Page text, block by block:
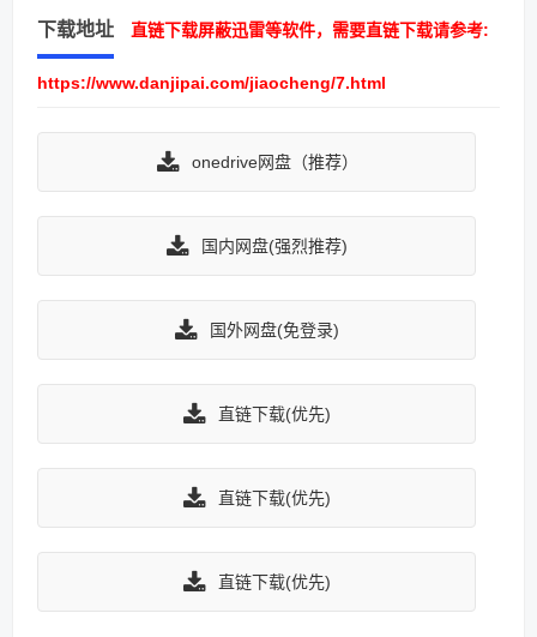
下载地址 直链下载屏蔽迅雷等软件，需要直链下载请参考:
https://www.danjipai.com/jiaocheng/7.html
onedrive网盘（推荐）
国内网盘(强烈推荐)
国外网盘(免登录)
直链下载(优先)
直链下载(优先)
直链下载(优先)